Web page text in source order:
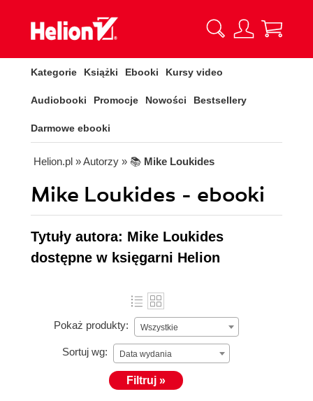
Kategorie Książki Ebooki Kursy video
Audiobooki Promocje Nowości Bestsellery
Darmowe ebooki
Helion.pl » Autorzy » 📚 Mike Loukides
Mike Loukides - ebooki
Tytuły autora: Mike Loukides
dostępne w księgarni Helion
Pokaż produkty: Wszystkie
Sortuj wg: Data wydania
Filtruj »